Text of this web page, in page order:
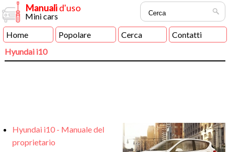
Manualid'uso
Mini cars
Home
Popolare Cerca
Contatti
Hyundai i10
Hyundai i10 - Manuale del
proprietario